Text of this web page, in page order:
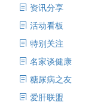
资讯分享
活动看板
特别关注
名家谈健康
糖尿病之友
爱肝联盟